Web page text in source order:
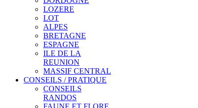
LOZERE
LOT
ALPES
BRETAGNE
ESPAGNE
ILE DE LA
REUNION
MASSIF CENTRAL
CONSEILS / PRATIQUE
CONSEILS
RANDOS
FAUNE ET FLORE